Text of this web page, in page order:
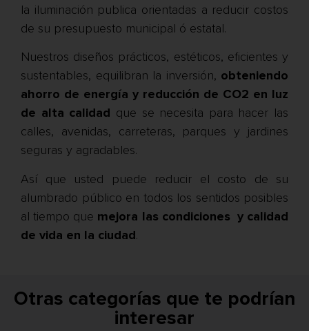
la iluminación publica orientadas a reducir costos
de su presupuesto municipal ó estatal.
Nuestros diseños prácticos, estéticos, eficientes y
sustentables, equilibran la inversión, obteniendo
ahorro de energía y reducción de CO2 en luz
de alta calidad que se necesita para hacer las
calles, avenidas, carreteras, parques y jardines
seguras y agradables.
Así que usted puede reducir el costo de su
alumbrado público en todos los sentidos posibles
al tiempo que mejora las condiciones y calidad
de vida en la ciudad.
Otras categorías que te podrían
interesar